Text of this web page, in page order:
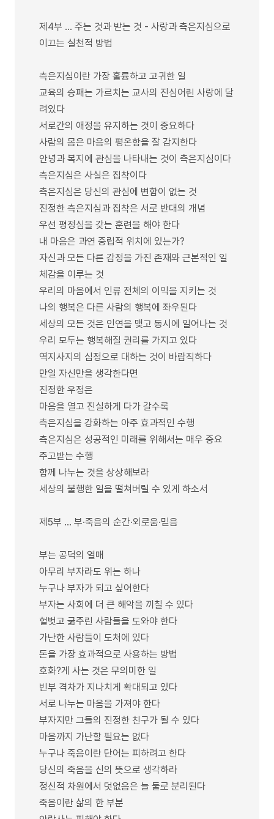
제4부 … 주는 것과 받는 것 - 사랑과 측은지심으로
이끄는 실천적 방법
측은지심이란 가장 훌륭하고 고귀한 일
교육의 승패는 가르치는 교사의 진심어린 사랑에 달
려있다
서로간의 애정을 유지하는 것이 중요하다
사람의 몸은 마음의 평온함을 잘 감지한다
안녕과 복지에 관심을 나타내는 것이 측은지심이다
측은지심은 사실은 집착이다
측은지심은 당신의 관심에 변함이 없는 것
진정한 측은지심과 집착은 서로 반대의 개념
우선 평정심을 갖는 훈련을 해야 한다
내 마음은 과연 중립적 위치에 있는가?
자신과 모든 다른 감정을 가진 존재와 근본적인 일
체감을 이루는 것
우리의 마음에서 인류 전체의 이익을 지키는 것
나의 행복은 다른 사람의 행복에 좌우된다
세상의 모든 것은 인연을 맺고 동시에 일어나는 것
우리 모두는 행복해질 권리를 가지고 있다
역지사지의 심정으로 대하는 것이 바람직하다
만일 자신만을 생각한다면
진정한 우정은
마음을 열고 진실하게 다가 갈수록
측은지심을 강화하는 아주 효과적인 수행
측은지심은 성공적인 미래를 위해서는 매우 중요
주고받는 수행
함께 나누는 것을 상상해보라
세상의 불행한 일을 떨쳐버릴 수 있게 하소서
제5부 … 부·죽음의 순간·외로움·믿음
부는 공덕의 열매
아무리 부자라도 위는 하나
누구나 부자가 되고 싶어한다
부자는 사회에 더 큰 해악을 끼칠 수 있다
헐벗고 굶주린 사람들을 도와야 한다
가난한 사람들이 도처에 있다
돈을 가장 효과적으로 사용하는 방법
호화?게 사는 것은 무의미한 일
빈부 격차가 지나치게 확대되고 있다
서로 나누는 마음을 가져야 한다
부자지만 그들의 진정한 친구가 될 수 있다
마음까지 가난할 필요는 없다
누구나 죽음이란 단어는 피하려고 한다
당신의 죽음을 신의 뜻으로 생각하라
정신적 차원에서 덧없음은 늘 둘로 분리된다
죽음이란 삶의 한 부분